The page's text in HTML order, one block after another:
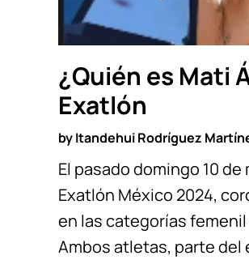
¿Quién es Mati
Exatlón
byItandehui Rodríguez
El pasado domingo 10
Exatlón México 2024,
en las categorías
Ambos atletas, parte del